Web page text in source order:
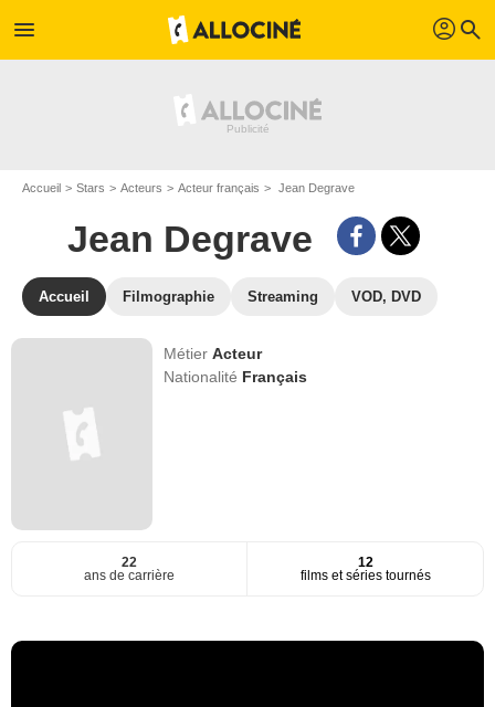
menu profil search
Accueil Stars Acteurs Acteur français Jean Degrave
Jean Degrave
Accueil Filmographie Streaming VOD, DVD
MétierActeur
Nationalité Français
22
ans de carrière
12
films et séries tournés